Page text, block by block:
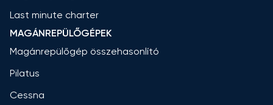
Last minute charter
MAGÁNREPÜLŐGÉPEK
Magánrepülőgép összehasonlító
Pilatus
Cessna